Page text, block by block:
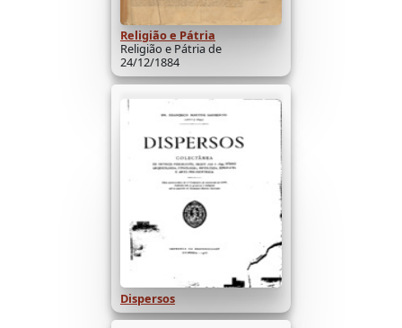
Religião e Pátria
Religião e Pátria de
24/12/1884
Dispersos